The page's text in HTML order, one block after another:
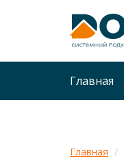
Главная
Главная